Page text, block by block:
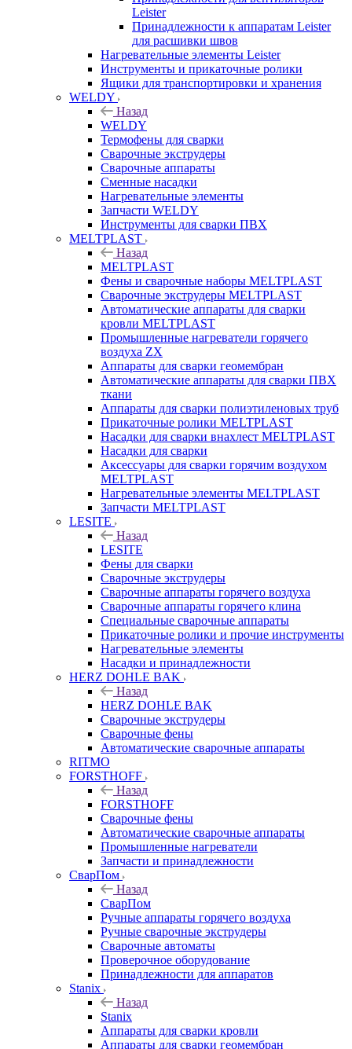
Leister
Принадлежности к аппаратам Leister
для расшивки швов
Нагревательные элементы Leister
Инструменты и прикаточные ролики
Ящики для транспортировки и хранения
WELDY
Назад
WELDY
Термофены для сварки
Сварочные экструдеры
Сварочные аппараты
Сменные насадки
Нагревательные элементы
Запчасти WELDY
Инструменты для сварки ПВХ
MELTPLAST
Назад
MELTPLAST
Фены и сварочные наборы MELTPLAST
Сварочные экструдеры MELTPLAST
Автоматические аппараты для сварки
кровли MELTPLAST
Промышленные нагреватели горячего
воздуха ZX
Аппараты для сварки геомембран
Автоматические аппараты для сварки ПВХ
ткани
Аппараты для сварки полиэтиленовых труб
Прикаточные ролики MELTPLAST
Насадки для сварки внахлест MELTPLAST
Насадки для сварки
Аксессуары для сварки горячим воздухом
MELTPLAST
Нагревательные элементы MELTPLAST
Запчасти MELTPLAST
LESITE
Назад
LESITE
Фены для сварки
Сварочные экструдеры
Сварочные аппараты горячего воздуха
Сварочные аппараты горячего клина
Специальные сварочные аппараты
Прикаточные ролики и прочие инструменты
Нагревательные элементы
Насадки и принадлежности
HERZ DOHLE BAK
Назад
HERZ DOHLE BAK
Сварочные экструдеры
Сварочные фены
Автоматические сварочные аппараты
RITMO
FORSTHOFF
Назад
FORSTHOFF
Сварочные фены
Автоматические сварочные аппараты
Промышленные нагреватели
Запчасти и принадлежности
СварПом
Назад
СварПом
Ручные аппараты горячего воздуха
Ручные сварочные экструдеры
Сварочные автоматы
Проверочное оборудование
Принадлежности для аппаратов
Stanix
Назад
Stanix
Аппараты для сварки кровли
Аппараты для сварки геомембран